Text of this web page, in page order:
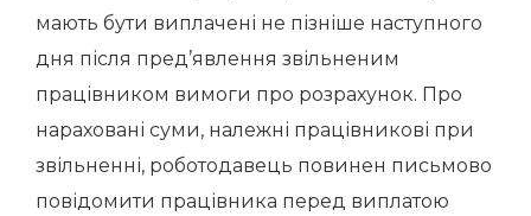
мають бути виплачені не пізніше наступного
дня після пред’явлення звільненим
працівником вимоги про розрахунок. Про
нараховані суми, належні працівникові при
звільненні, роботодавець повинен письмово
повідомити працівника перед виплатою